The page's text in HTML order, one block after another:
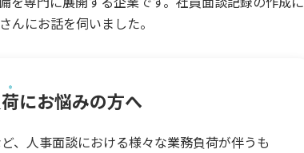
にお話を伺いました。
にお悩みの方へ
、人事面談における様々な業務負荷が伴うも